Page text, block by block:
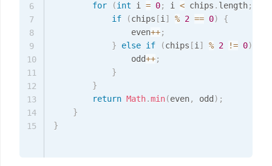
for
(int i = 0; i < chips . length;
if
(chips [i] % 2 == 0)
{
                even
++;
}
else if (chips [i] % 2 != 0)
                odd
++;
}
}
return Math.min(even, odd ) ;
}
}
6
7
8
9
10
11
12
13
14
15